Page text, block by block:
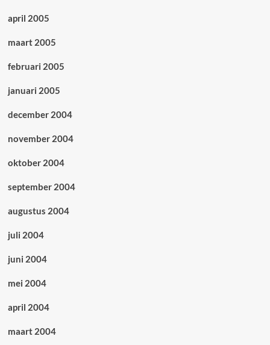
april 2005
maart 2005
februari 2005
januari 2005
december 2004
november 2004
oktober 2004
september 2004
augustus 2004
juli 2004
juni 2004
mei 2004
april 2004
maart 2004